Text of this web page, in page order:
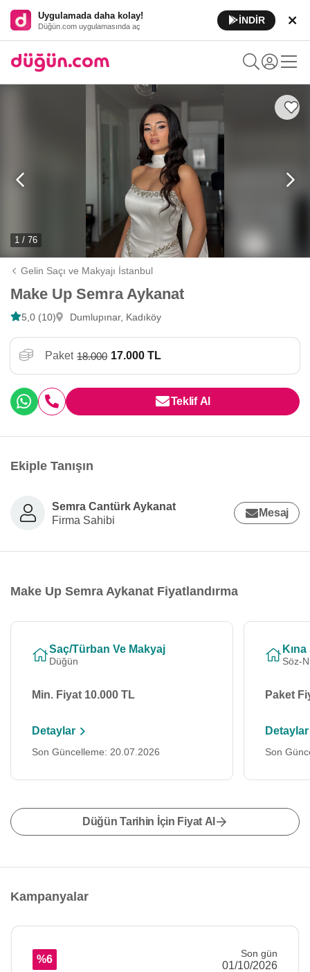
Uygulamada daha kolay!
Düğün.com uygulamasında aç
İNDİR
1 / 76
Gelin Saçı ve Makyajı İstanbul
Make Up Semra Aykanat
5,0 (10) Dumlupınar, Kadıköy
Paket 18.000 17.000 TL
Teklif Al
Ekiple Tanışın
Semra Cantürk Aykanat
Firma Sahibi
Mesaj
Make Up Semra Aykanat Fiyatlandırma
Saç/Türban Ve Makyaj
Düğün
Min. Fiyat 10.000 TL
Detaylar
Son Güncelleme: 20.07.2026
Söz-
Paket
Detaylar
Son
Düğün Tarihin İçin Fiyat Al
Kampanyalar
%6 Son gün
01/10/2026